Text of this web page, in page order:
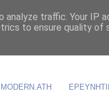
MODERN.ATH
traffic. Your IP
to ensure quality of